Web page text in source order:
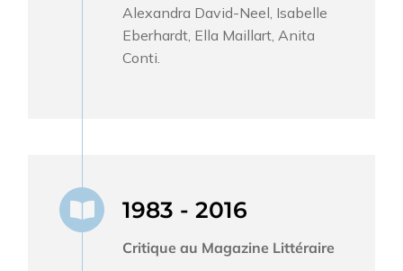
Alexandra David-Neel, Isabelle
Eberhardt, Ella Maillart, Anita
Conti.
1983 - 2016
Critique au Magazine Littéraire